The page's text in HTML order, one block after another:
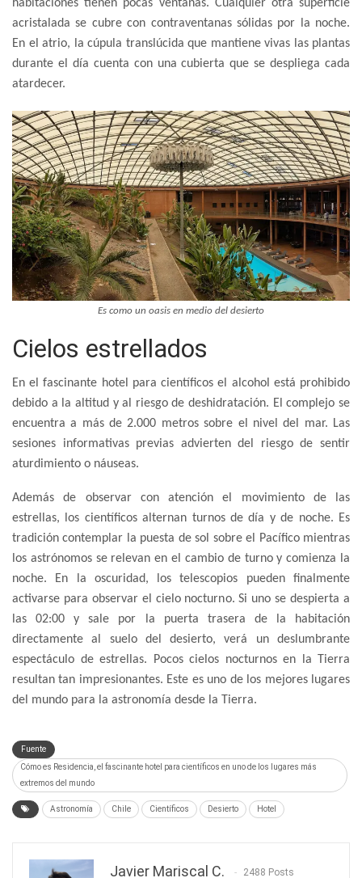
habitaciones tienen pocas ventanas. Cualquier otra superficie
acristalada se cubre con contraventanas sólidas por la noche.
En el atrio, la cúpula translúcida que mantiene vivas las plantas
durante el día cuenta con una cubierta que se despliega cada
atardecer.
Es como un oasis en medio del desierto
Cielos estrellados
En el fascinante hotel para científicos el alcohol está prohibido
debido a la altitud y al riesgo de deshidratación. El complejo se
encuentra a más de 2.000 metros sobre el nivel del mar. Las
sesiones informativas previas advierten del riesgo de sentir
aturdimiento o náuseas.
Además de observar con atención el movimiento de las
estrellas, los científicos alternan turnos de día y de noche. Es
tradición contemplar la puesta de sol sobre el Pacífico mientras
los astrónomos se relevan en el cambio de turno y comienza la
noche. En la oscuridad, los telescopios pueden finalmente
activarse para observar el cielo nocturno. Si uno se despierta a
las 02:00 y sale por la puerta trasera de la habitación
directamente al suelo del desierto, verá un deslumbrante
espectáculo de estrellas. Pocos cielos nocturnos en la Tierra
resultan tan impresionantes. Este es uno de los mejores lugares
del mundo para la astronomía desde la Tierra.
Fuente
Cómo es Residencia, el fascinante hotel para científicos en uno de los lugares más
extremos del mundo
Astronomía Chile Científicos Desierto Hotel
Javier Mariscal C. 2488 Posts